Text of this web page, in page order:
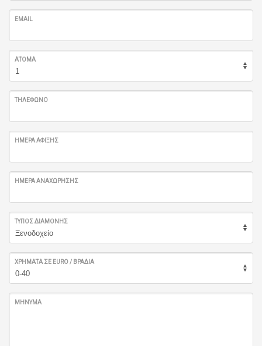
EMAIL
ΆΤΟΜΑ
ΤΗΛΈΦΩΝΟ
ΗΜΈΡΑ ΆΦΙΞΗΣ
ΗΜΈΡΑ ΑΝΑΧΏΡΗΣΗΣ
ΤΎΠΟΣ ΔΙΑΜΟΝΉΣ
ΧΡΉΜΑΤΑ ΣΕ EURO / ΒΡΑΔΙΆ
ΜΉΝΥΜΑ